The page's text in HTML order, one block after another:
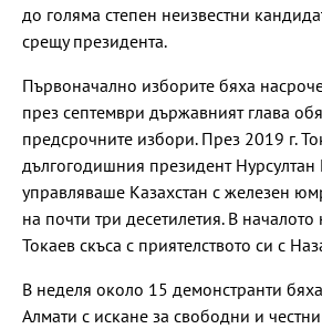
до голяма степен неизвестни
срещу президента.
Първоначално изборите бяха
през септември държавният глава
предсрочните избори. През 2019 г.
дългогодишния президент Нурсултан
управляваше Казахстан с железен
на почти три десетилетия. В
Токаев скъса с приятелството си с
В неделя около 15 демонстранти
Алмати с искане за свободни и